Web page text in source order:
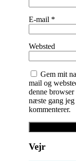
E-mail *
Websted
Gem mit
mail og
denne browser
næste gang jeg
kommenterer.
Vejr